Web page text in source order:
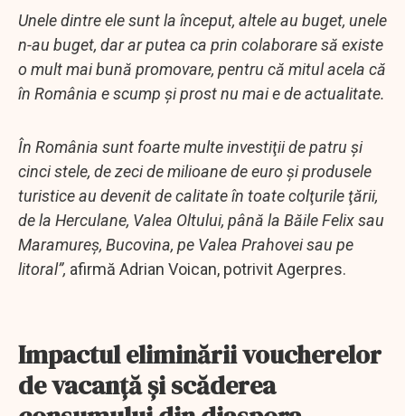
Unele dintre ele sunt la început, altele au buget, unele
n-au buget, dar ar putea ca prin colaborare să existe
o mult mai bună promovare, pentru că mitul acela că
în România e scump şi prost nu mai e de actualitate.
În România sunt foarte multe investiţii de patru şi
cinci stele, de zeci de milioane de euro şi produsele
turistice au devenit de calitate în toate colţurile ţării,
de la Herculane, Valea Oltului, până la Băile Felix sau
Maramureş, Bucovina, pe Valea Prahovei sau pe
litoral”, afirmă Adrian Voican, potrivit Agerpres.
Impactul eliminării voucherelor
de vacanță și scăderea